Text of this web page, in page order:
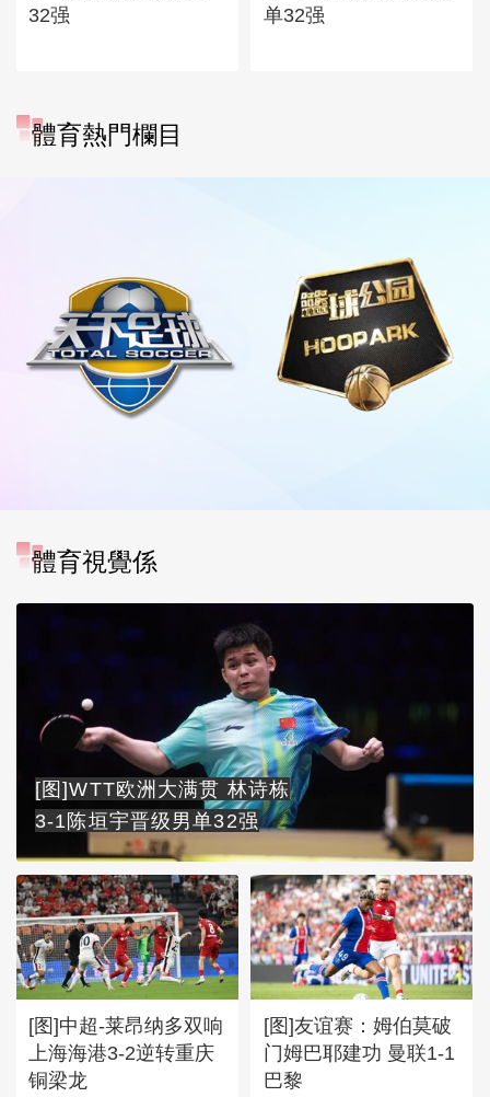
32强
单32强
體育熱門欄目
體育視覺係
[图]WTT欧洲大满贯 林诗栋
3-1陈垣宇晋级男单32强
[图]中超-莱昂纳多双响
上海海港3-2逆转重庆
铜梁龙
[图]友谊赛：姆伯莫破
门姆巴耶建功 曼联1-1
巴黎